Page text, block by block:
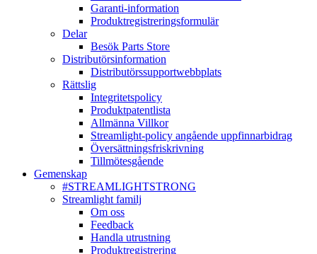
Garanti-information
Produktregistreringsformulär
Delar
Besök Parts Store
Distributörsinformation
Distributörssupportwebbplats
Rättslig
Integritetspolicy
Produktpatentlista
Allmänna Villkor
Streamlight-policy angående uppfinnarbidrag
Översättningsfriskrivning
Tillmötesgående
Gemenskap
#STREAMLIGHTSTRONG
Streamlight familj
Om oss
Feedback
Handla utrustning
Produktregistrering